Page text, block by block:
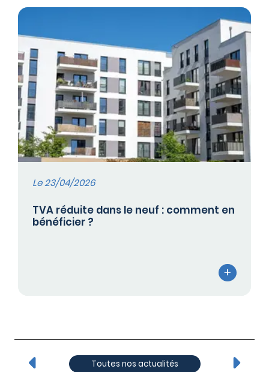
Le 23/04/2026
TVA réduite dans le neuf : comment en
bénéficier ?
Toutes nos actualités